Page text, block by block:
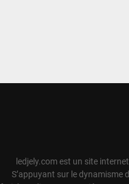
ledjely.com est un site
S’appuyant sur le dynamisme